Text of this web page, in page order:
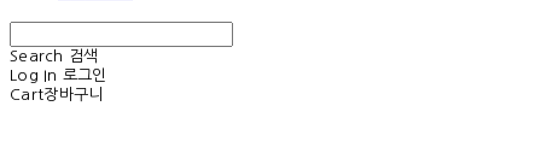
Search
검색
Log In 로그인
Cart장바구니